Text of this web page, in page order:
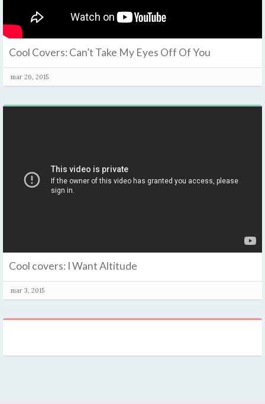
Cool Covers: Can’t Take My Eyes Off Of You
mar 26, 2015
Cool covers: I Want Altitude
mar 3, 2015